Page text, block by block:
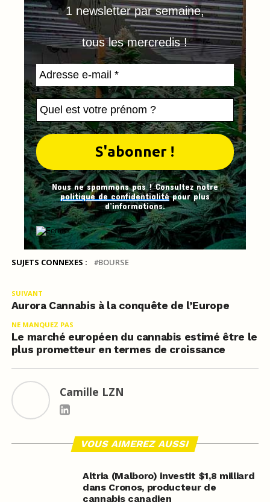
1 newsletter par semaine,
tous les mercredis !
Nous ne spammons pas ! Consultez notre
politique de confidentialitépour plus
d’informations.
SUJETS CONNEXES : BOURSE
SUIVANT
Aurora Cannabis à la conquête de l’Europe
NE MANQUEZ PAS
Le marché européen du cannabis estimé être le
plus prometteur en termes de croissance
Camille LZN
VOUS AIMEREZ AUSSI
Altria (Malboro) investit $1,8 milliard
dans Cronos, producteur de
cannabis canadien